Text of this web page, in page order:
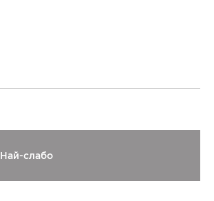
Най-слабо